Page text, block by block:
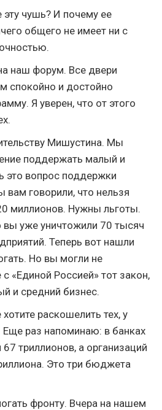
чушь? И почему ее
общего не имеет ни с
наш форум. Все двери
спокойно и достойно
Я уверен, что от этого
Мишустина. Мы
поддержать малый и
это вопрос поддержки
говорили, что нельзя
миллионов. Нужны льготы.
вы уже уничтожили 70 тысяч
Теперь вот нашли
Но вы могли не
«Единой Россией» тот закон,
и средний бизнес.
раскошелить тех, у
Еще раз напоминаю: в банках
триллионов, а организаций
Это три бюджета
фронту. Вчера на нашем